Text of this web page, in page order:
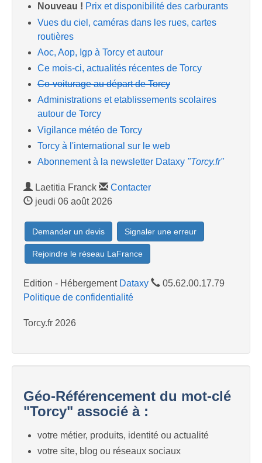
Nouveau ! Prix et disponibilité des carburants
Vues du ciel, caméras dans les rues, cartes
routières
Aoc, Aop, Igp à Torcy et autour
Ce mois-ci, actualités récentes de Torcy
Co-voiturage au départ de Torcy
Administrations et etablissements scolaires
autour de Torcy
Vigilance météo de Torcy
Torcy à l'international sur le web
Abonnement à la newsletter Dataxy "Torcy.fr"
Laetitia Franck
Contacter
jeudi 06 août 2026
Demander un devis Signaler une erreur
Rejoindre le réseau LaFrance
Edition - Hébergement Dataxy
05.62.00.17.79
Politique de confidentialité
Torcy.fr 2026
Géo-Référencement du mot-clé
"Torcy" associé à :
votre métier, produits, identité ou actualité
votre site, blog ou réseaux sociaux